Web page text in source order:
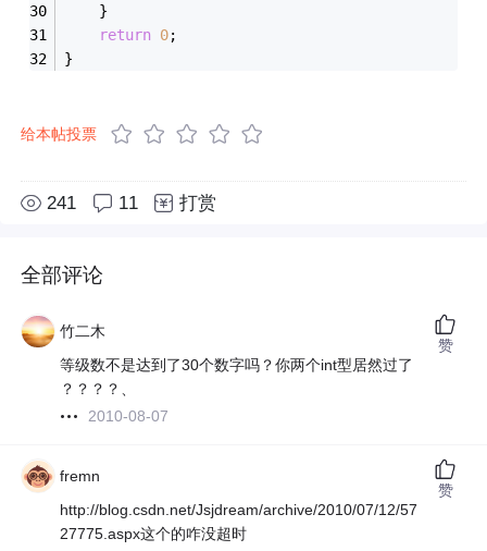
	}
return 0;
}
给本帖投票
241 11 打赏
全部评论
竹二木
等级数不是达到了30个数字吗？你两个int型居然过了
？？？？、
2010-08-07
赞
fremn
http://blog.csdn.net/Jsjdream/archive/2010/07/12/57
27775.aspx这个的咋没超时
赞